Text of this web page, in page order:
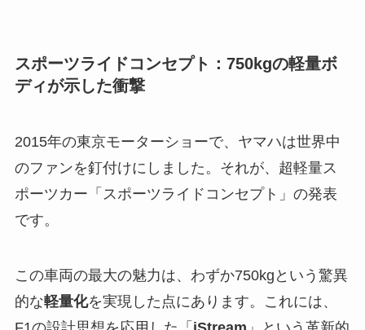
スポーツライドコンセプト：750kgの軽量ボ
ディが示した衝撃
2015年の東京モーターショーで、ヤマハは世界中
のファンを釘付けにしました。それが、超軽量ス
ポーツカー「スポーツライドコンセプト」の発表
です。
この車両の最大の魅力は、わずか750kgという驚異
的な軽量化を実現した点にあります。これには、